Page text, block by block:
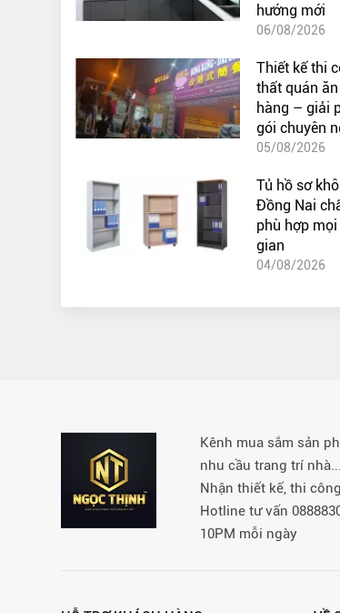
hướng mới
06/08/2026
Thiết kế thi
thất quán
hàng – giải
gói chuyên
05/08/2026
Tủ hồ sơ
Đồng Nai
phù hợp
gian
04/08/2026
Kênh mua sắm sản
nhu cầu trang trí nhà...
Nhận thiết kế, thi
Hotline tư vấn
10PM mỗi ngày